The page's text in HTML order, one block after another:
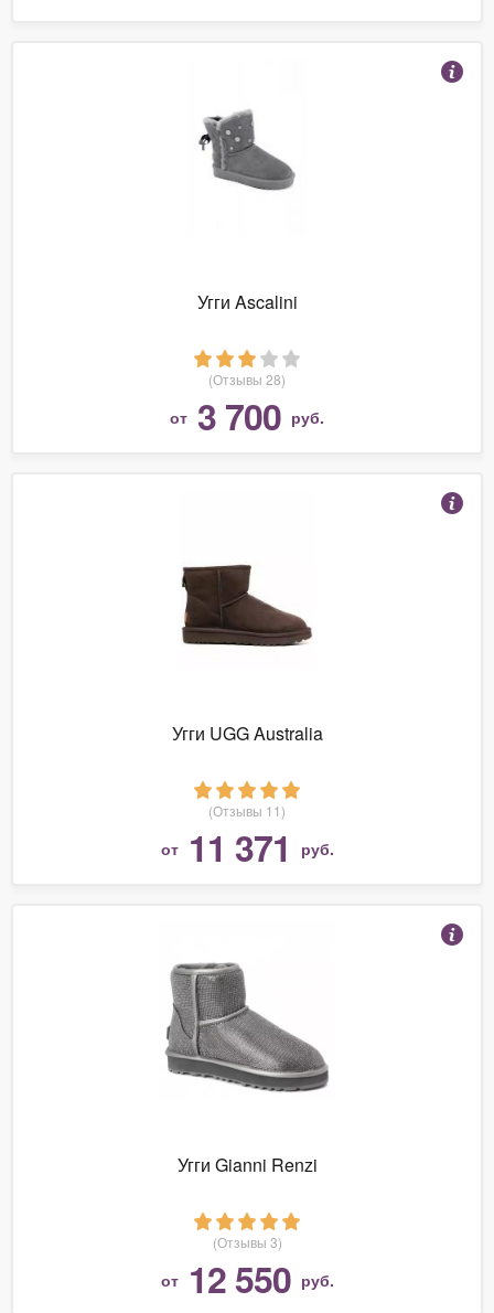
Угги Ascalini
(Отзывы 28)
от 3 700 руб.
Угги UGG Australia
(Отзывы 11)
от 11 371 руб.
Угги Gianni Renzi
(Отзывы 3)
от 12 550 руб.